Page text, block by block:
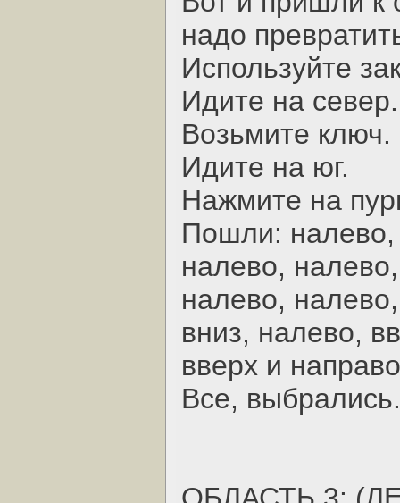
надо
Используйте
Идите на север.
Возьмите ключ.
Идите на юг.
Hажмите на
Пошли: налево,
налево,
налево,
вниз, налево,
вверх и
Все, выбрались.